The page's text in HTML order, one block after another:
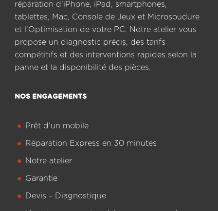
réparation d’iPhone, iPad, smartphones,
tablettes, Mac, Console de Jeux et Microsoudure
et l’Optimisation de votre PC. Notre atelier vous
propose un diagnostic précis, des tarifs
compétitifs et des interventions rapides selon la
panne et la disponibilité des pièces.
NOS ENGAGEMENTS
Prêt d’un mobile
Réparation Express en 30 minutes
Notre atelier
Garantie
Devis – Diagnostique